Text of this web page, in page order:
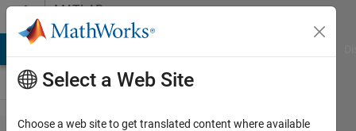
Skip to contentMATLAB
Answers
Select a Web Site
Choose a web site to get translated content where available